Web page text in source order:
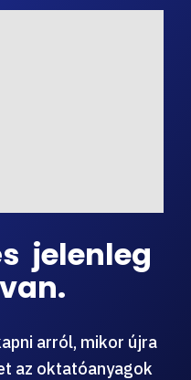
jelenleg
arról, mikor újra
az oktatóanyagok